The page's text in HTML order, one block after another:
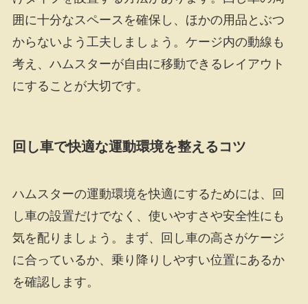
囲に十分なスペースを確保し、ほかの用品とぶつ
からないよう工夫しましょう。ケージ内の動線も
考え、ハムスターが自由に移動できるレイアウト
にすることが大切です。
回し車で快適な運動環境を整えるコツ
ハムスターの運動環境を快適にするためには、回
し車の設置だけでなく、使いやすさや安全性にも
気を配りましょう。まず、回し車の高さがケージ
に合っているか、乗り降りしやすい位置にあるか
を確認します。